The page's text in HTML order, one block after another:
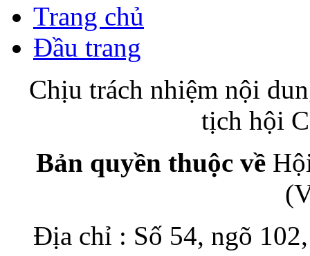
Trang chủ
Đầu trang
Chịu trách nhiệm nội
tịch hội
Bản quyền thuộc về
Địa chỉ : Số 54, ngõ